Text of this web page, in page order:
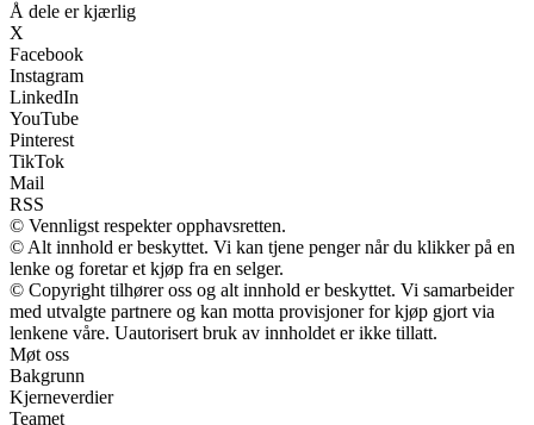
Å dele er kjærlig
X
Facebook
Instagram
LinkedIn
YouTube
Pinterest
TikTok
Mail
RSS
© Vennligst respekter opphavsretten.
© Alt innhold er beskyttet. Vi kan tjene penger når du klikker på en
lenke og foretar et kjøp fra en selger.
© Copyright tilhører oss og alt innhold er beskyttet. Vi samarbeider
med utvalgte partnere og kan motta provisjoner for kjøp gjort via
lenkene våre. Uautorisert bruk av innholdet er ikke tillatt.
Møt oss
Bakgrunn
Kjerneverdier
Teamet